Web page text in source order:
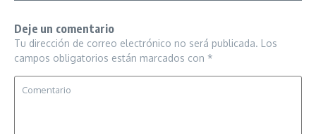
Deje un comentario
Tu dirección de correo electrónico no será publicada. Los
campos obligatorios están marcados con *